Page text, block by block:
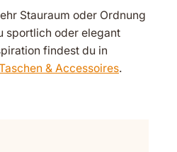
Stauraum oder Ordnung
sportlich oder elegant
findest du in
& Accessoires.